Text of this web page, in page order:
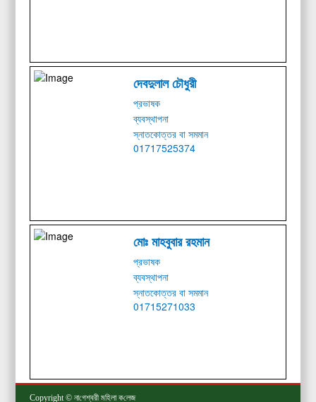
দেবদুলাল চৌধুরী
প্রভাষক
ব্যবস্থাপনা
স্নাতকোত্তর বা সমমান
01717525374
মোঃ মাহবুবার রহমান
প্রভাষক
ব্যবস্থাপনা
স্নাতকোত্তর বা সমমান
01715271033
Copyright © না‌গেশ্বরী ম‌হিলা ক‌লেজ